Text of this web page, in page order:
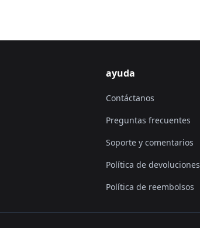
ayuda
Contáctanos
Preguntas frecuentes
Soporte y comentarios
Política de devoluciones
Política de reembolsos